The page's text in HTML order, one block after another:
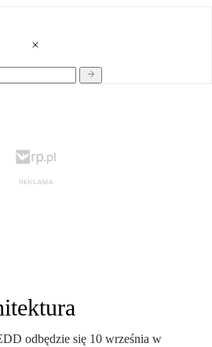
odbędzie się 10 września w